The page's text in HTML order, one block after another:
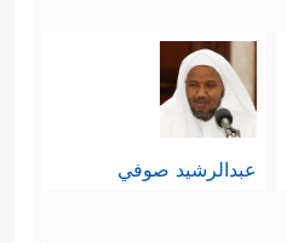
عبدالرشيد صوفي